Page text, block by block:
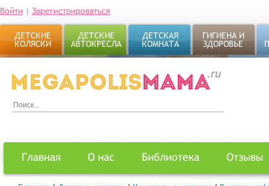
Войти | Зарегистрироваться
ДЕТСКИЕ
КОЛЯСКИ
ДЕТСКИЕ
АВТОКРЕСЛА
ДЕТСКАЯ
КОМНАТА
ГИГИЕНА И
ЗДОРОВЬЕ
Главная О нас Библиотека Отзывы